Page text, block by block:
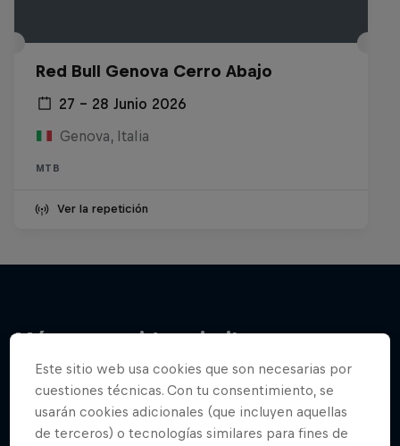
Red Bull Genova Cerro Abajo
27 – 28 Junio 2026
Genova, Italia
MTB
Ver la repetición
Más contenidos similares
Este sitio web usa cookies que son necesarias por
cuestiones técnicas. Con tu consentimiento, se
usarán cookies adicionales (que incluyen aquellas
de terceros) o tecnologías similares para fines de